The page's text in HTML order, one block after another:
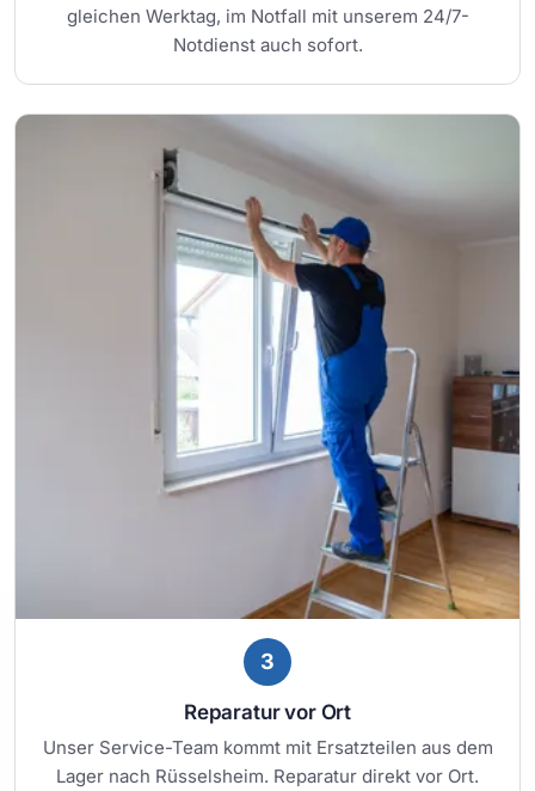
gleichen Werktag, im Notfall mit unserem 24/7-
Notdienst auch sofort.
3
Reparatur vor Ort
Unser Service-Team kommt mit Ersatzteilen aus dem
Lager nach Rüsselsheim. Reparatur direkt vor Ort.